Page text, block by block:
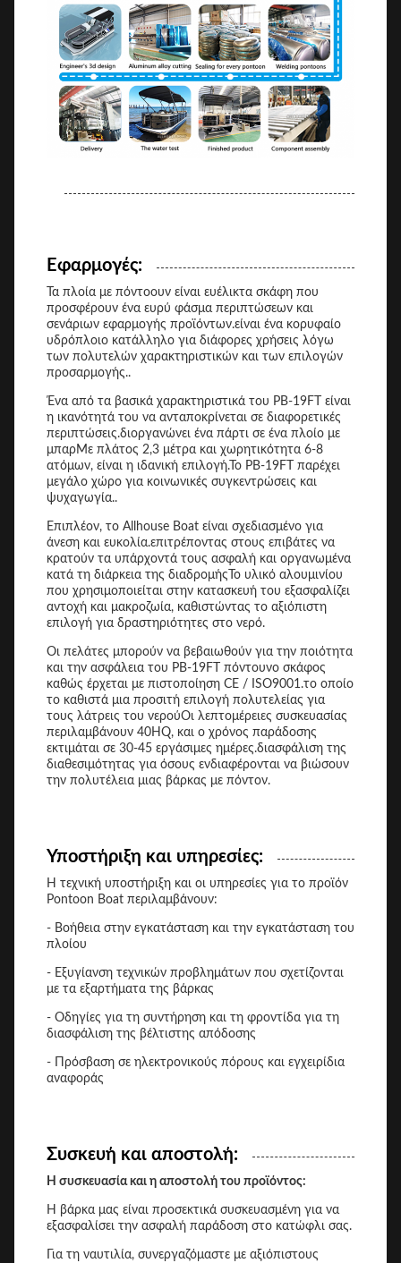
Εφαρμογές:
Τα πλοία με πόντοουν είναι ευέλικτα σκάφη που
προσφέρουν ένα ευρύ φάσμα περιπτώσεων και
σενάριων εφαρμογής προϊόντων.είναι ένα κορυφαίο
υδρόπλοιο κατάλληλο για διάφορες χρήσεις λόγω
των πολυτελών χαρακτηριστικών και των επιλογών
προσαρμογής..
Ένα από τα βασικά χαρακτηριστικά του PB-19FT είναι
η ικανότητά του να ανταποκρίνεται σε διαφορετικές
περιπτώσεις.διοργανώνει ένα πάρτι σε ένα πλοίο με
μπαρΜε πλάτος 2,3 μέτρα και χωρητικότητα 6-8
ατόμων, είναι η ιδανική επιλογή.Το PB-19FT παρέχει
μεγάλο χώρο για κοινωνικές συγκεντρώσεις και
ψυχαγωγία..
Επιπλέον, το Allhouse Boat είναι σχεδιασμένο για
άνεση και ευκολία.επιτρέποντας στους επιβάτες να
κρατούν τα υπάρχοντά τους ασφαλή και οργανωμένα
κατά τη διάρκεια της διαδρομήςΤο υλικό αλουμινίου
που χρησιμοποιείται στην κατασκευή του εξασφαλίζει
αντοχή και μακροζωία, καθιστώντας το αξιόπιστη
επιλογή για δραστηριότητες στο νερό.
Οι πελάτες μπορούν να βεβαιωθούν για την ποιότητα
και την ασφάλεια του PB-19FT πόντουνο σκάφος
καθώς έρχεται με πιστοποίηση CE / ISO9001.το οποίο
το καθιστά μια προσιτή επιλογή πολυτελείας για
τους λάτρεις του νερούΟι λεπτομέρειες συσκευασίας
περιλαμβάνουν 40HQ, και ο χρόνος παράδοσης
εκτιμάται σε 30-45 εργάσιμες ημέρες.διασφάλιση της
διαθεσιμότητας για όσους ενδιαφέρονται να βιώσουν
την πολυτέλεια μιας βάρκας με πόντον.
Υποστήριξη και υπηρεσίες:
Η τεχνική υποστήριξη και οι υπηρεσίες για το προϊόν
Pontoon Boat περιλαμβάνουν:
- Βοήθεια στην εγκατάσταση και την εγκατάσταση του
πλοίου
- Εξυγίανση τεχνικών προβλημάτων που σχετίζονται
με τα εξαρτήματα της βάρκας
- Οδηγίες για τη συντήρηση και τη φροντίδα για τη
διασφάλιση της βέλτιστης απόδοσης
- Πρόσβαση σε ηλεκτρονικούς πόρους και εγχειρίδια
αναφοράς
Συσκευή και αποστολή:
Η συσκευασία και η αποστολή του προϊόντος:
Η βάρκα μας είναι προσεκτικά συσκευασμένη για να
εξασφαλίσει την ασφαλή παράδοση στο κατώφλι σας.
Για τη ναυτιλία, συνεργαζόμαστε με αξιόπιστους